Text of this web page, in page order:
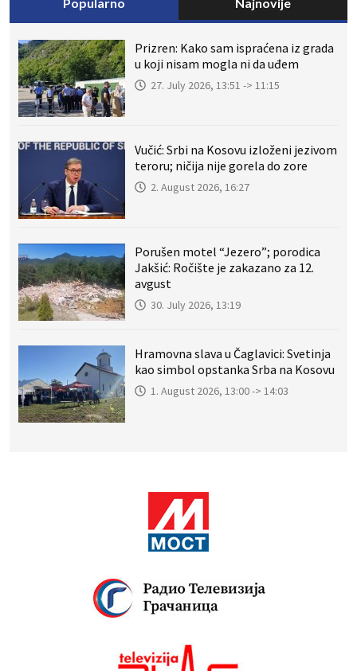
Popularno Najnovije
Prizren: Kako sam ispraćena iz grada
u koji nisam mogla ni da uđem
27. July 2026, 13:51 -> 11:15
Vučić: Srbi na Kosovu izloženi jezivom
teroru; ničija nije gorela do zore
2. August 2026, 16:27
Porušen motel “Jezero”; porodica
Jakšić: Ročište je zakazano za 12.
avgust
30. July 2026, 13:19
Hramovna slava u Čaglavici: Svetinja
kao simbol opstanka Srba na Kosovu
1. August 2026, 13:00 -> 14:03